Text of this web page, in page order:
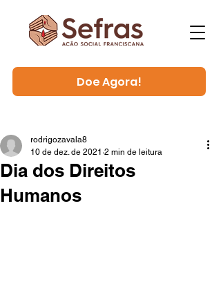
Doe Agora!
Dia dos Direitos
Humanos
rodrigozavala8
10 de dez. de 2021 2 min de leitura